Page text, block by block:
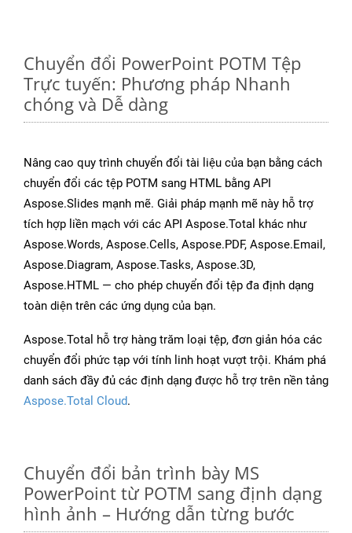
Chuyển đổi PowerPoint POTM Tệp
Trực tuyến: Phương pháp Nhanh
chóng và Dễ dàng
Nâng cao quy trình chuyển đổi tài liệu của bạn bằng cách
chuyển đổi các tệp POTM sang HTML bằng API
Aspose.Slides mạnh mẽ. Giải pháp mạnh mẽ này hỗ trợ
tích hợp liền mạch với các API Aspose.Total khác như
Aspose.Words, Aspose.Cells, Aspose.PDF, Aspose.Email,
Aspose.Diagram, Aspose.Tasks, Aspose.3D,
Aspose.HTML — cho phép chuyển đổi tệp đa định dạng
toàn diện trên các ứng dụng của bạn.
Aspose.Total hỗ trợ hàng trăm loại tệp, đơn giản hóa các
chuyển đổi phức tạp với tính linh hoạt vượt trội. Khám phá
danh sách đầy đủ các định dạng được hỗ trợ trên nền tảng
Aspose.Total Cloud.
Chuyển đổi bản trình bày MS
PowerPoint từ POTM sang định dạng
hình ảnh – Hướng dẫn từng bước